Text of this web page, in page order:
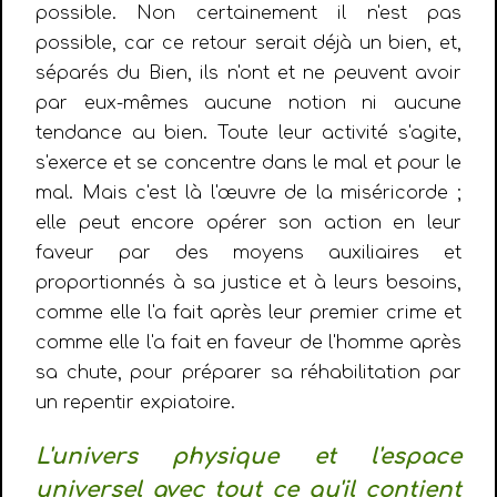
possible. Non certainement il n'est pas
possible, car ce retour serait déjà un bien, et,
séparés du Bien, ils n'ont et ne peuvent avoir
par eux-mêmes aucune notion ni aucune
tendance au bien. Toute leur activité s'agite,
s'exerce et se concentre dans le mal et pour le
mal. Mais c'est là l'œuvre de la miséricorde ;
elle peut encore opérer son action en leur
faveur par des moyens auxiliaires et
proportionnés à sa justice et à leurs besoins,
comme elle l'a fait après leur premier crime et
comme elle l'a fait en faveur de l'homme après
sa chute, pour préparer sa réhabilitation par
un repentir expiatoire.
L'univers physique et l'espace
universel avec tout ce qu'il contient